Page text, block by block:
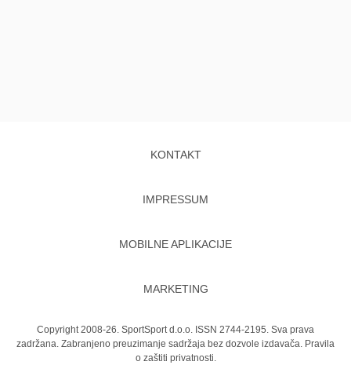
KONTAKT
IMPRESSUM
MOBILNE APLIKACIJE
MARKETING
Copyright 2008-26. SportSport d.o.o. ISSN 2744-2195. Sva prava
zadržana. Zabranjeno preuzimanje sadržaja bez dozvole izdavača. Pravila
o zaštiti privatnosti.